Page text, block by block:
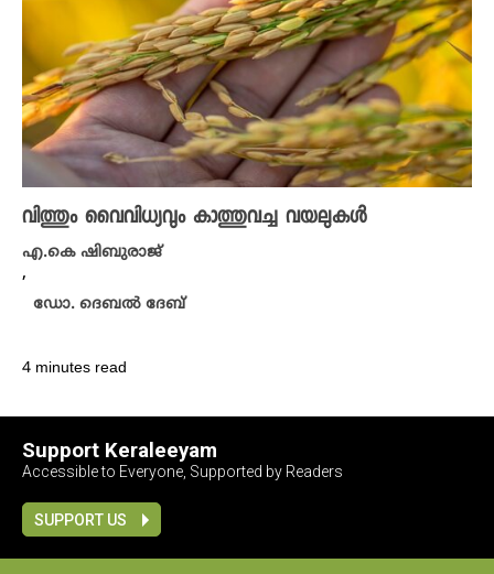
വിത്തും വൈവിധ്യവും കാത്തുവച്ച വയലുകൾ
എ.കെ ഷിബുരാജ്
,
ഡോ. ദെബൽ ദേബ്
4 minutes read
Support Keraleeyam
Accessible to Everyone, Supported by Readers
SUPPORT US